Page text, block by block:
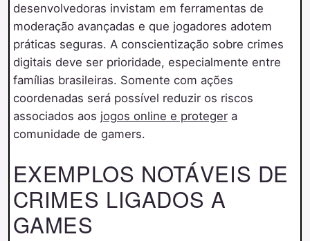
desenvolvedoras invistam em ferramentas de
moderação avançadas e que jogadores adotem
práticas seguras. A conscientização sobre crimes
digitais deve ser prioridade, especialmente entre
famílias brasileiras. Somente com ações
coordenadas será possível reduzir os riscos
associados aos jogos online e protegera
comunidade de gamers.
EXEMPLOS NOTÁVEIS DE
CRIMES LIGADOS A
GAMES